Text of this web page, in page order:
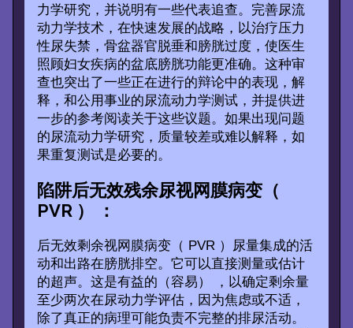
力学研究，并说明有一些代表追查。完善尿流
动力学技术，在快速发展的战略，以治疗压力
性尿失禁，骨盆器官脱垂和膀胱过度，使医生
照顾妇女疾病的盆底膀胱功能更准确。这种审
查也突出了一些正在进行的辩论中的表现，解
释，和公用事业的尿流动力学测试，并提供进
一步的参考阅读关于这些议题。如果出现问题
的尿流动力学研究，质量较差或难以解释，如
果重复测试是必要的。
陷阱后无效残余尿视网膜病变（
PVR ） ：
后无效剩余视网膜病变（ PVR ）尿量集成的活
动和出路在膀胱排空。它可以直接测量或估计
的超声。这是有益的（容易） ，以确定剩余量
至少两次在尿动力学评估，因为焦虑或不适，
除了真正的病理可能负责不完整的排尿活动。